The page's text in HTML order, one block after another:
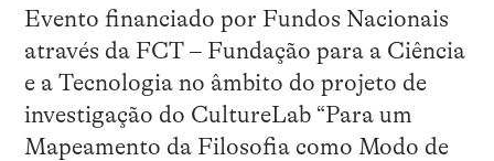
Evento financiado por Fundos Nacionais
através da FCT – Fundação para a Ciência
e a Tecnologia no âmbito do projeto de
investigação do CultureLab “Para um
Mapeamento da Filosofia como Modo de